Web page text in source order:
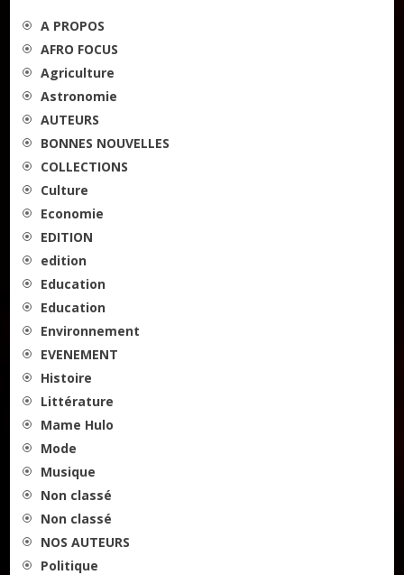
A PROPOS
AFRO FOCUS
Agriculture
Astronomie
AUTEURS
BONNES NOUVELLES
COLLECTIONS
Culture
Economie
EDITION
edition
Education
Education
Environnement
EVENEMENT
Histoire
Littérature
Mame Hulo
Mode
Musique
Non classé
Non classé
NOS AUTEURS
Politique